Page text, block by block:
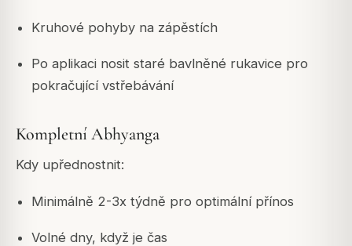
Kruhové pohyby na zápěstích
Po aplikaci nosit staré bavlněné rukavice pro
pokračující vstřebávání
Kompletní Abhyanga
Kdy upřednostnit:
Minimálně 2-3x týdně pro optimální přínos
Volné dny, když je čas